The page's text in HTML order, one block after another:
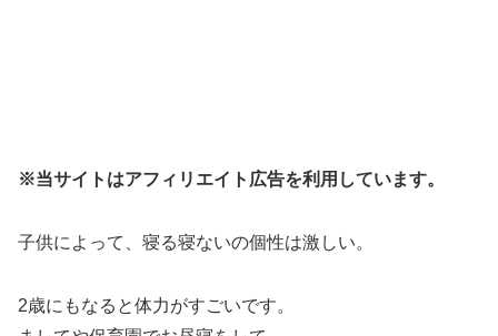
※当サイトはアフィリエイト広告を利用しています。
子供によって、寝る寝ないの個性は激しい。
2歳にもなると体力がすごいです。